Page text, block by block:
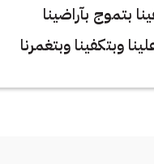
بتموج بآراضينا
وبتكفينا وبتغمرنا